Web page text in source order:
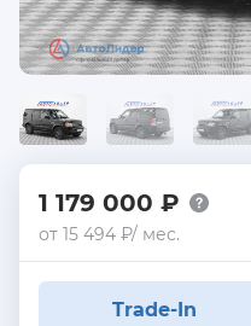
1 179 000 ₽
от 15 494 ₽/ мес.
Trade-In